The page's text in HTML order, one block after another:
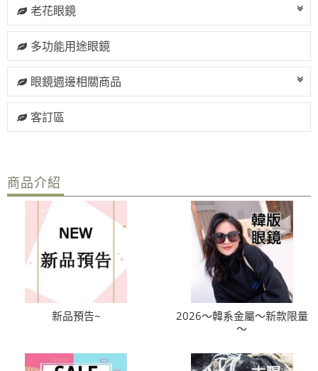
老花眼鏡
多功能用途眼鏡
眼鏡週邊相關商品
客訂區
商品介紹
新品預告~
2026～韓系金屬～新款限量
～